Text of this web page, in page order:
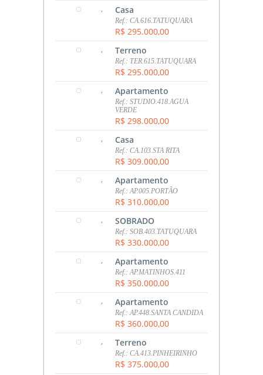
, Casa
Ref.: CA.616.TATUQUARA
R$ 295.000,00
, Terreno
Ref.: TER.615.TATUQUARA
R$ 295.000,00
, Apartamento
Ref.: STUDIO.418.AGUA
VERDE
R$ 298.000,00
, Casa
Ref.: CA.103.STA RITA
R$ 309.000,00
, Apartamento
Ref.: AP.005.PORTÃO
R$ 310.000,00
, SOBRADO
Ref.: SOB.403.TATUQUARA
R$ 330.000,00
, Apartamento
Ref.: AP.MATINHOS.411
R$ 350.000,00
, Apartamento
Ref.: AP.448.SANTA CANDIDA
R$ 360.000,00
, Terreno
Ref.: CA.413.PINHEIRINHO
R$ 375.000,00